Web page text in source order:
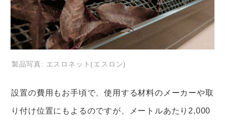
製品写真: エスロネット(エスロン)
設置の費用もお手頃で、使用する材料のメーカーや取
り付け位置にもよるのですが、メートルあたり2,000